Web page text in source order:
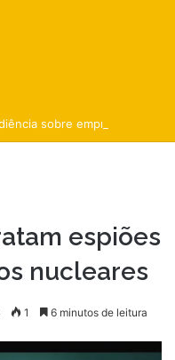
espiões
nucleares
1 6 minutos de leitura